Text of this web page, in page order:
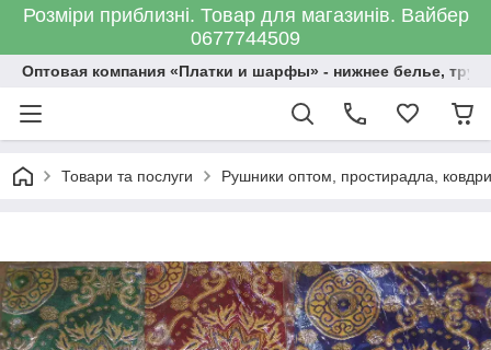
Розміри приблизні. Товар для магазинів. Вайбер
0677744509
Оптовая компания «Платки и шарфы» - нижнее белье,
Товари та послуги Рушники оптом, простирадла,